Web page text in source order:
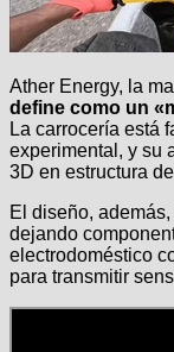
Ather Energy, la
define como un
La carrocería está
experimental, y su
3D en estructura
El diseño,
dejando
electrodoméstico
para transmitir